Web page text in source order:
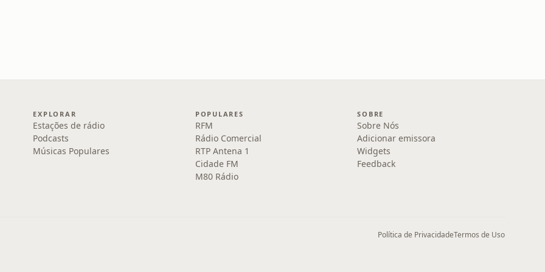
EXPLORAR
Estações de rádio
Podcasts
Músicas Populares
POPULARES
RFM
Rádio Comercial
RTP Antena 1
Cidade FM
M80 Rádio
SOBRE
Sobre Nós
Adicionar emissora
Widgets
Feedback
Política de PrivacidadeTermos de Uso